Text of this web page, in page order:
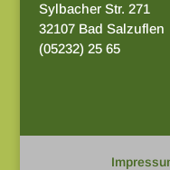
Sylbacher Str. 271
32107 Bad Salzuflen
(05232) 25 65